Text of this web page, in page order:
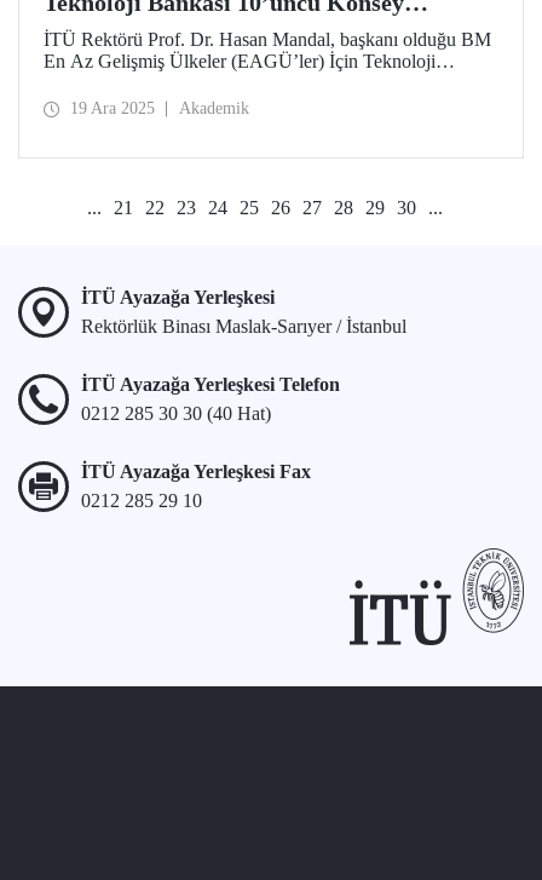
Toplantısı’na Katıldı
İTÜ Rektörü Prof. Dr. Hasan Mandal, başkanı olduğu BM
En Az Gelişmiş Ülkeler (EAGÜ’ler) İçin Teknoloji
düzenlenen görüşmelere katılarak stratejik öncelikler ve
19 Ara 2025 Akademik
... 21 22 23 24 25 26 27 28 29 30 ...
İTÜ Ayazağa Yerleşkesi
Rektörlük Binası Maslak-Sarıyer / İstanbul
İTÜ Ayazağa Yerleşkesi Telefon
0212 285 30 30 (40 Hat)
İTÜ Ayazağa Yerleşkesi Fax
0212 285 29 10